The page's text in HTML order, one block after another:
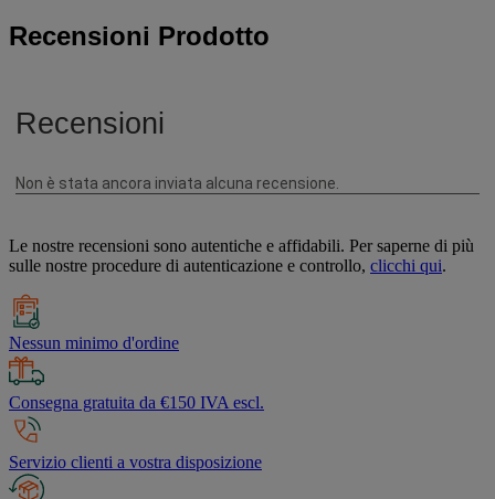
Recensioni Prodotto
Le nostre recensioni sono autentiche e affidabili. Per saperne di più
sulle nostre procedure di autenticazione e controllo, clicchi qui.
Nessun minimo d'ordine
Consegna gratuita da €150 IVA escl.
Servizio clienti a vostra disposizione